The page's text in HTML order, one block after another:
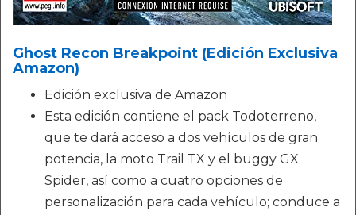
Ghost Recon Breakpoint (Edición Exclusiva
Amazon)
Edición exclusiva de Amazon
Esta edición contiene el pack Todoterreno,
que te dará acceso a dos vehículos de gran
potencia, la moto Trail TX y el buggy GX
Spider, así como a cuatro opciones de
personalización para cada vehículo; conduce a